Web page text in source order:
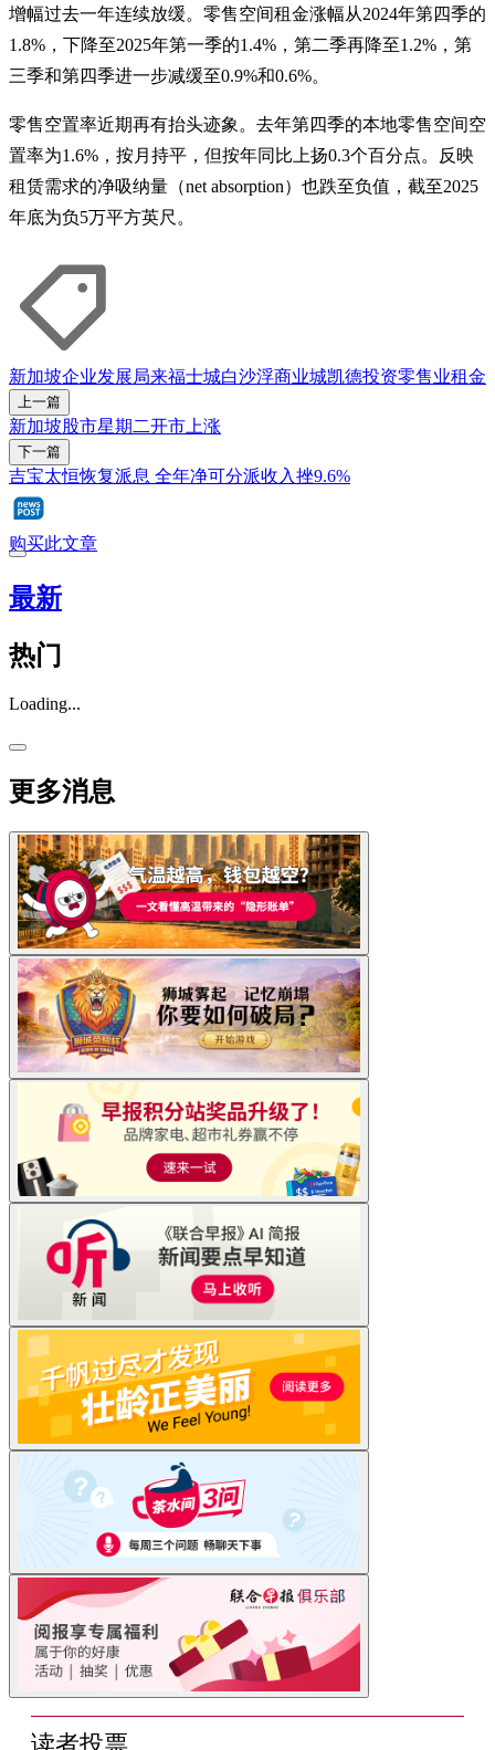
增幅过去一年连续放缓。零售空间租金涨幅从2024年第四季的
1.8%，下降至2025年第一季的1.4%，第二季再降至1.2%，第
三季和第四季进一步减缓至0.9%和0.6%。
零售空置率近期再有抬头迹象。去年第四季的本地零售空间空
置率为1.6%，按月持平，但按年同比上扬0.3个百分点。反映
租赁需求的净吸纳量（net absorption）也跌至负值，截至2025
年底为负5万平方英尺。
新加坡企业发展局来福士城白沙浮商业城凯德投资零售业租金
上一篇
新加坡股市星期二开市上涨
下一篇
吉宝太恒恢复派息 全年净可分派收入挫9.6%
购买此文章
最新
热门
Loading...
更多消息